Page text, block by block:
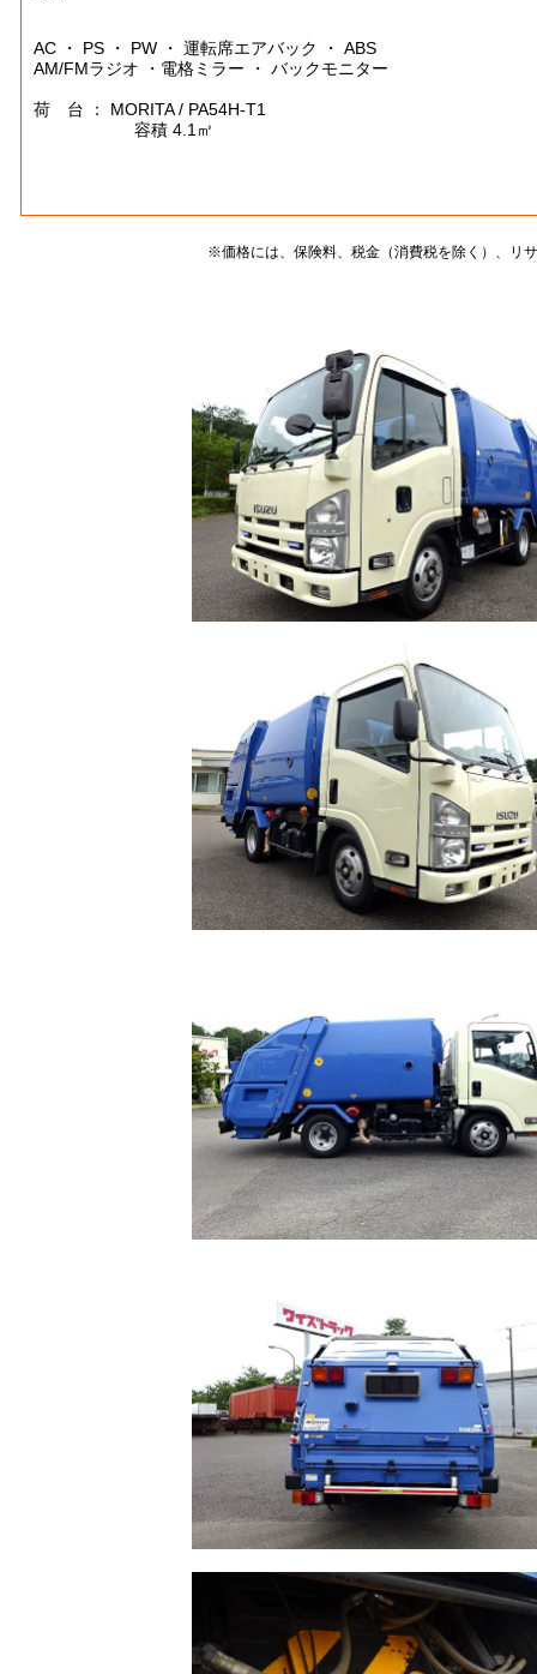
AC ・ PS ・ PW ・ 運転席エアバック ・ ABS
AM/FMラジオ ・電格ミラー ・ バックモニター
荷 台 ： MORITA / PA54H-T1
容積 4.1㎥
※価格には、保険料、税金（消費税を除く）、リ